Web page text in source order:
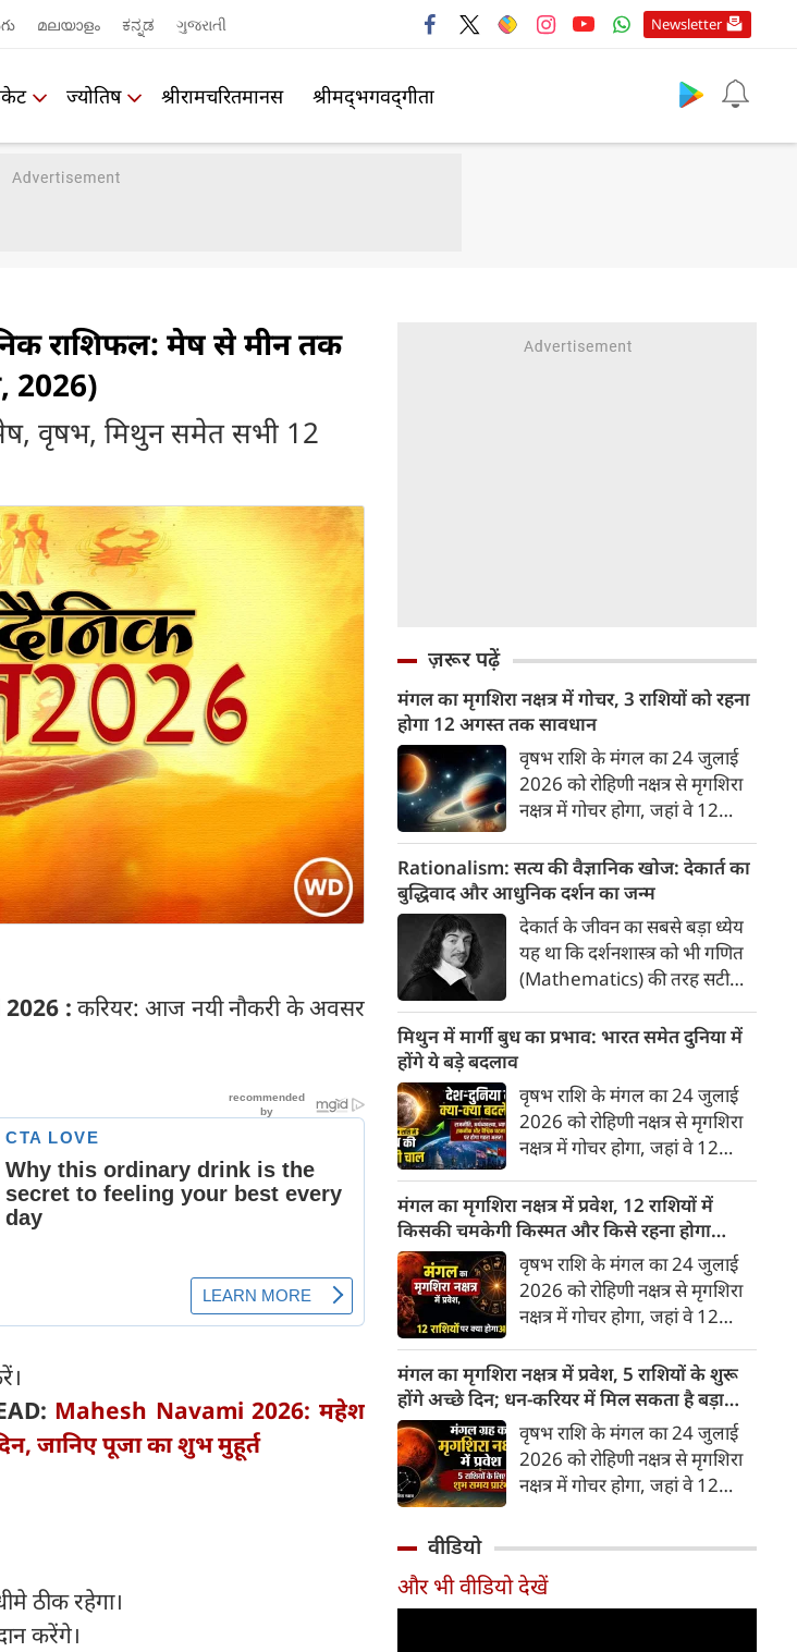
മലയാളം ಕನ್ನಡ ગુજરાતી Newsletter
ज्योतिष श्रीरामचरितमानस श्रीमद्‍भगवद्‍गीता
राशिफल: मेष से मीन तक
2026)
वृषभ, मिथुन समेत सभी 12
2026 :करियर: आज नयी नौकरी के अवसर
Mahesh Navami 2026: महेश
जानिए पूजा का शुभ मुहूर्त
ठीक रहेगा।
करेंगे।
ज़रूर पढ़ें
मंगल का मृगशिरा नक्षत्र में गोचर, 3 राशियों को रहना
होगा 12 अगस्त तक सावधान
वृषभ राशि के मंगल का 24 जुलाई
2026 को रोहिणी नक्षत्र से मृगशिरा
नक्षत्र में गोचर होगा, जहां वे 12
परिवर्तन के चलते 3 राशि के लोगों
को 12 अगस्त तक रहना होगा
सावधान। चलिए जानते हैं कि किन
राशि 3 राशियों को रहना होगा
सावधान।
Rationalism: सत्य की वैज्ञानिक खोज: देकार्त का
बुद्धिवाद और आधुनिक दर्शन का जन्म
देकार्त के जीवन का सबसे बड़ा ध्येय
यह था कि दर्शनशास्त्र को भी गणित
(Mathematics) की तरह सटीक,
जाए। वे एक ऐसा सार्वभौमिक सत्य
खोजना चाहते थे, जिस पर कोई भी
प्रश्नचिह्न न लगा सके। इसी विचार ने
बुद्धिवाद (Rationalism) की नींव
रखी। आइए, देकार्त के इस अद्भुत
दार्शनिक चिंतन के 4 प्रमुख स्तंभों को
गहराई से समझते हैं।
मिथुन में मार्गी बुध का प्रभाव: भारत समेत दुनिया में
होंगे ये बड़े बदलाव
वृषभ राशि के मंगल का 24 जुलाई
2026 को रोहिणी नक्षत्र से मृगशिरा
नक्षत्र में गोचर होगा, जहां वे 12
में एक बड़ा हलचल भरा मोड़ आ चुका
है- बुध ग्रह अपनी ही प्रिय राशि मिथुन
में सीधे (मार्गी) चलने लगे हैं। अब जब
बुद्धि और संवाद का कारक ग्रह सीधी
चाल चलेगा, तो जाहिर है आपकी
सोच, बातचीत और फैसलों की रफ्तार
भी बदल जाएगी।
मंगल का मृगशिरा नक्षत्र में प्रवेश, 12 राशियों में
किसकी चमकेगी किस्मत और किसे रहना होगा
सावधान?
वृषभ राशि के मंगल का 24 जुलाई
2026 को रोहिणी नक्षत्र से मृगशिरा
नक्षत्र में गोचर होगा, जहां वे 12
परिवर्तन के चलते मेष से लेकर मीन
तक किन राशियों के लिए शुभ और
किनके लिए है अशुभ। ज्योतिष शास्त्र
में मंगल को ऊर्जा, साहस, पराक्रम
और भूमि का कारक माना गया है,
जबकि मृगशिरा नक्षत्र के स्वामी स्वयं
मंगल का यह गोचर अत्यंत
शक्तिशाली और शुभ फलदायी माना
जा रहा है।
मंगल का मृगशिरा नक्षत्र में प्रवेश, 5 राशियों के शुरू
होंगे अच्छे दिन; धन-करियर में मिल सकता है बड़ा
लाभ
वृषभ राशि के मंगल का 24 जुलाई
2026 को रोहिणी नक्षत्र से मृगशिरा
नक्षत्र में गोचर होगा, जहां वे 12
बदलाव देखने को मिलेंगे और उनके
लिए लाभ के योग बनेंगे।
वीडियो
और भी वीडियो देखें